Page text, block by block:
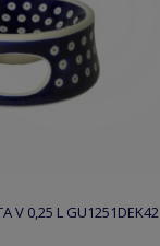
V 0,25 L GU1251DEK42